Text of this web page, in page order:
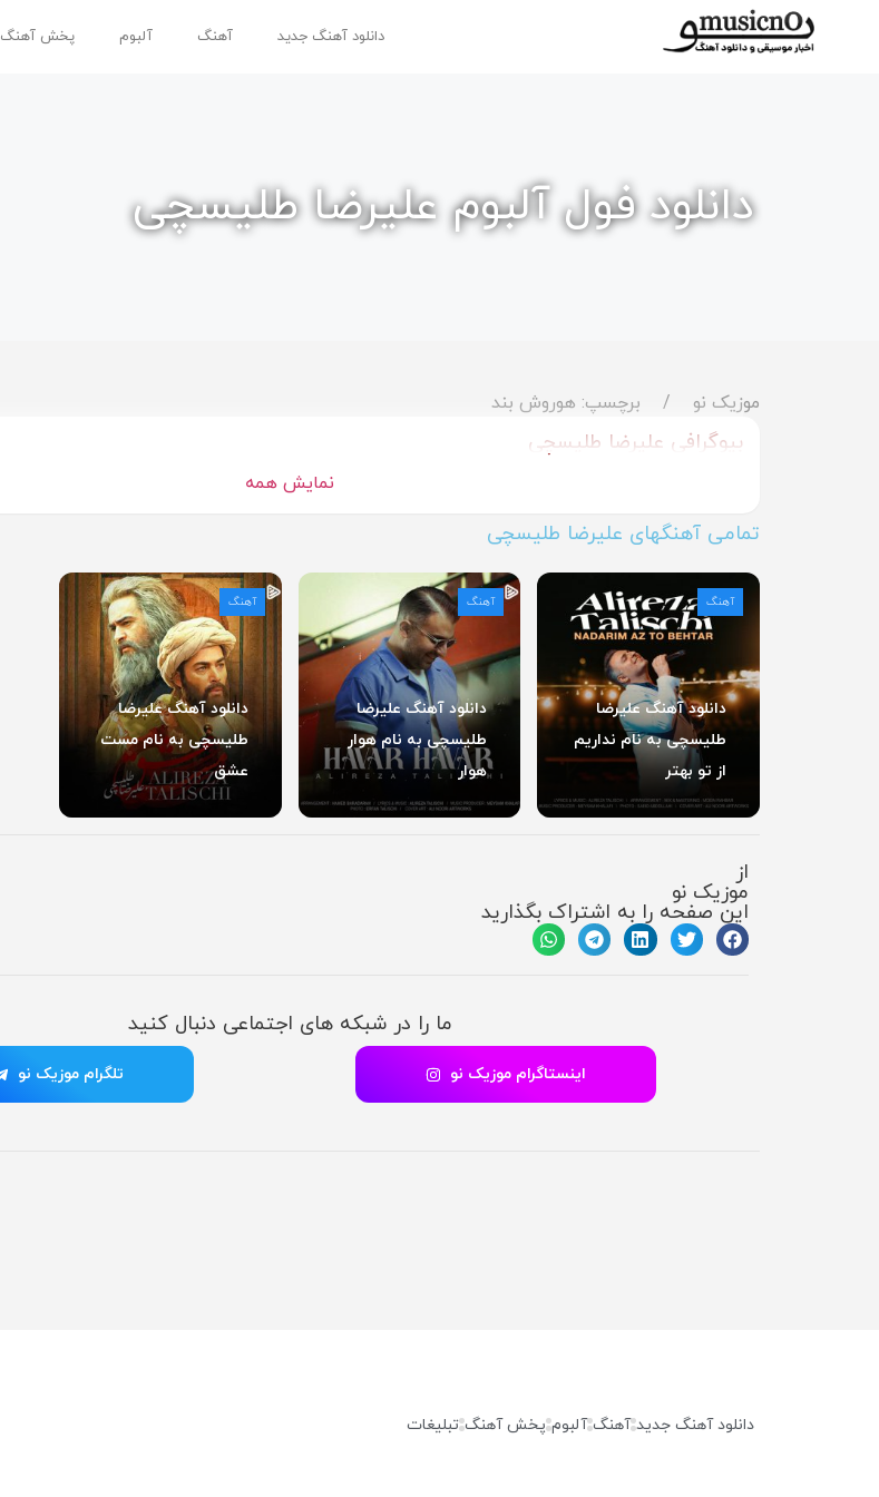
دانلود آهنگ جدید آهنگ آلبوم پخش آهنگ
دانلود فول آلبوم علیرضا طلیسچی
موزیک نو برچسپ: هوروش بند
بیوگرافی علیرضا طلیسچی
نمایش همه
تمامی آهنگهای علیرضا طلیسچی
دانلود آهنگ علیرضا
طلیسچی به نام نداریم
از تو بهتر
آهنگ
دانلود آهنگ علیرضا
طلیسچی به نام هوار
هوار
آهنگ
دانلود آهنگ علیرضا
طلیسچی به نام مست
عشق
آهنگ
از
موزیک نو
این صفحه را به اشتراک بگذارید
ما را در شبکه های اجتماعی دنبال کنید
اینستاگرام موزیک نو تلگرام موزیک نو
دانلود آهنگ جدید آهنگ آلبوم پخش آهنگ تبلیغات